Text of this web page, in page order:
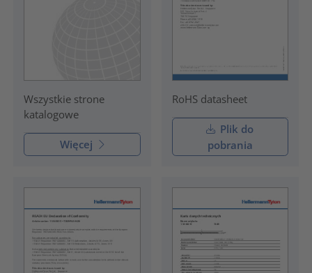
Wszystkie strone
katalogowe
Więcej
RoHS datasheet
Plik do
pobrania